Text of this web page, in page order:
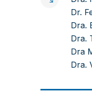
Dr.
Dra.
Dra.
Dra
Dra.